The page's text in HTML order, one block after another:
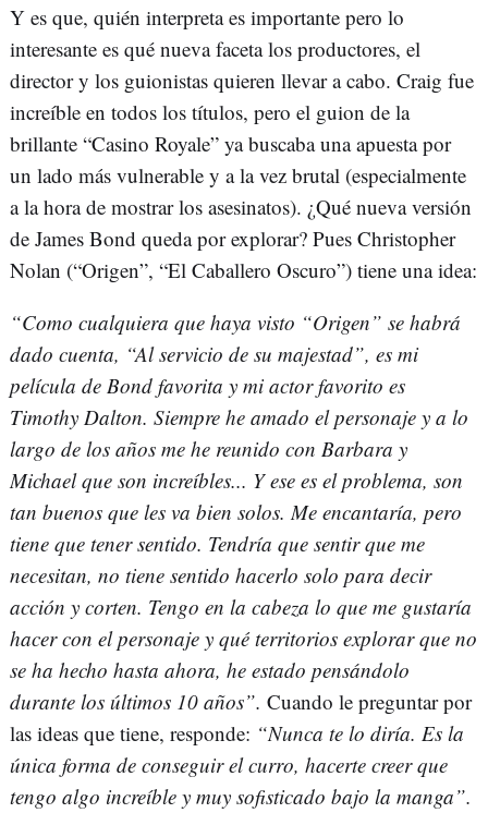
Y es que, quién interpreta es importante pero lo
interesante es qué nueva faceta los productores, el
director y los guionistas quieren llevar a cabo. Craig fue
increíble en todos los títulos, pero el guion de la
brillante “Casino Royale” ya buscaba una apuesta por
un lado más vulnerable y a la vez brutal (especialmente
a la hora de mostrar los asesinatos). ¿Qué nueva versión
de James Bond queda por explorar? Pues Christopher
Nolan (“Origen”, “El Caballero Oscuro”) tiene una idea:
“Como cualquiera que haya visto “Origen” se habrá
dado cuenta, “Al servicio de su majestad”, es mi
película de Bond favorita y mi actor favorito es
Timothy Dalton. Siempre he amado el personaje y a lo
largo de los años me he reunido con Barbara y
Michael que son increíbles... Y ese es el problema, son
tan buenos que les va bien solos. Me encantaría, pero
tiene que tener sentido. Tendría que sentir que me
necesitan, no tiene sentido hacerlo solo para decir
acción y corten. Tengo en la cabeza lo que me gustaría
hacer con el personaje y qué territorios explorar que no
se ha hecho hasta ahora, he estado pensándolo
durante los últimos 10 años”. Cuando le preguntar por
las ideas que tiene, responde: “Nunca te lo diría. Es la
única forma de conseguir el curro, hacerte creer que
tengo algo increíble y muy sofisticado bajo la manga”.